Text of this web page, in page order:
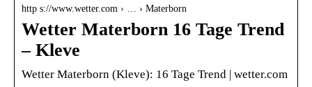
http s://www.wetter.com › … › Materborn
Wetter Materborn 16 Tage Trend
– Kleve
Wetter Materborn (Kleve): 16 Tage Trend | wetter.com